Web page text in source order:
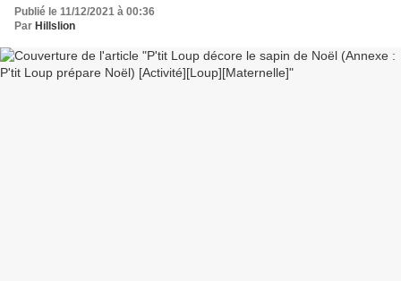
Publié le 11/12/2021 à 00:36
Par Hillslion